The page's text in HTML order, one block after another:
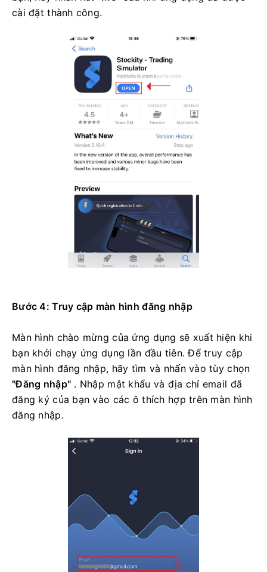
cài đặt thành công.
Bước 4: Truy cập màn hình đăng nhập
Màn hình chào mừng của ứng dụng sẽ xuất hiện khi
bạn khởi chạy ứng dụng lần đầu tiên. Để truy cập
màn hình đăng nhập, hãy tìm và nhấn vào tùy chọn
"Đăng nhập" . Nhập mật khẩu và địa chỉ email đã
đăng ký của bạn vào các ô thích hợp trên màn hình
đăng nhập.